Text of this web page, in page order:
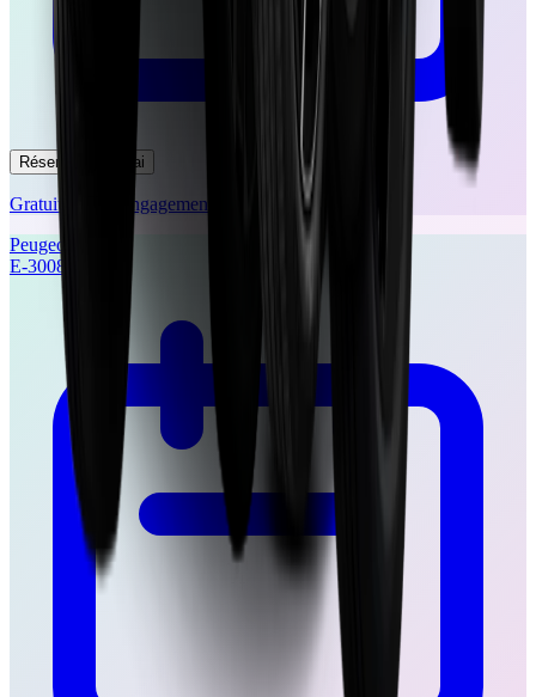
Réserver un essai
Gratuit et sans engagement
Peugeot
E-3008